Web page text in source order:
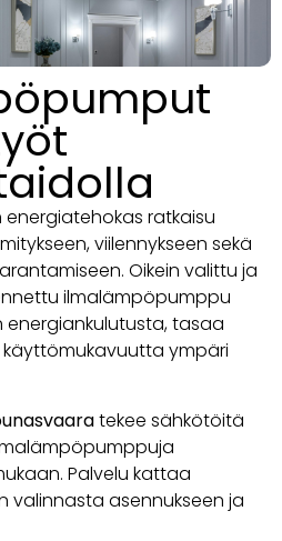
ratkaisu
viilennykseen sekä
Oikein valittu ja
ilmalämpöpumppu
tasaa
ympäri
tekee sähkötöitä
Palvelu kattaa
valinnasta asennukseen ja